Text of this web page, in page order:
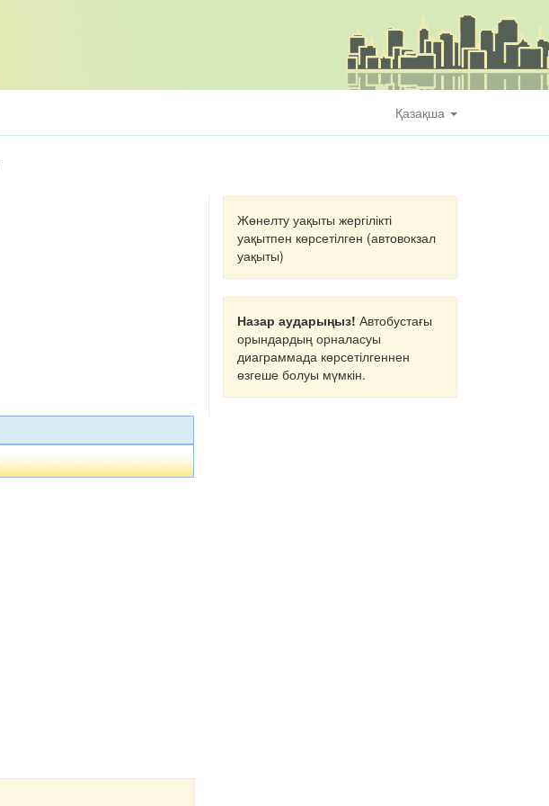
Қазақша
Жөнелту уақыты жергілікті
уақытпен көрсетілген (автовокзал
уақыты)
Назар аударыңыз! Автобустағы
орындардың орналасуы
диаграммада көрсетілгеннен
өзгеше болуы мүмкін.